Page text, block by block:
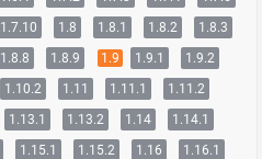
1.7.10 1.8 1.8.1 1.8.2
1.8.3
1.8.8 1.8.9 1.9 1.9.1
1.9.2
1.10.2 1.11 1.11.1
1.11.2
1.13.1 1.13.2 1.14
1.14.1
1.15.1 1.15.2 1.16
1.16.1